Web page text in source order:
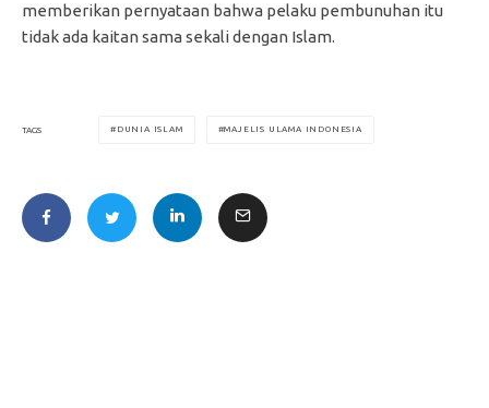
memberikan pernyataan bahwa pelaku pembunuhan itu
tidak ada kaitan sama sekali dengan Islam.
TAGS DUNIA ISLAM MAJELIS ULAMA INDONESIA